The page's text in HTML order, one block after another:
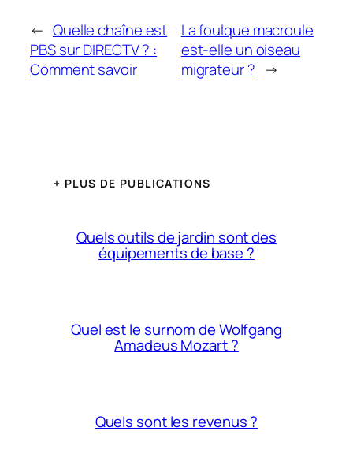
← Quelle chaîne est
PBS sur DIRECTV ? :
Comment savoir
La foulque macroule
est-elle un oiseau
migrateur ? →
+ PLUS DE PUBLICATIONS
Quels outils de jardin sont des
équipements de base ?
Quel est le surnom de Wolfgang
Amadeus Mozart ?
Quels sont les revenus ?